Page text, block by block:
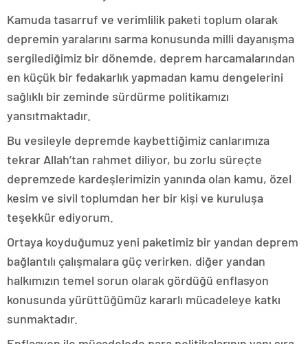
Kamuda tasarruf ve verimlilik paketi toplum olarak
depremin yaralarını sarma konusunda milli dayanışma
sergilediğimiz bir dönemde, deprem harcamalarından
en küçük bir fedakarlık yapmadan kamu dengelerini
sağlıklı bir zeminde sürdürme politikamızı
yansıtmaktadır.
Bu vesileyle depremde kaybettiğimiz canlarımıza
tekrar Allah’tan rahmet diliyor, bu zorlu süreçte
depremzede kardeşlerimizin yanında olan kamu, özel
kesim ve sivil toplumdan her bir kişi ve kuruluşa
teşekkür ediyorum.
Ortaya koyduğumuz yeni paketimiz bir yandan deprem
bağlantılı çalışmalara güç verirken, diğer yandan
halkımızın temel sorun olarak gördüğü enflasyon
konusunda yürüttüğümüz kararlı mücadeleye katkı
sunmaktadır.